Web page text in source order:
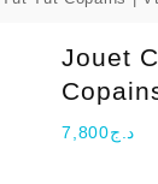
Jouet
د.ج7,800